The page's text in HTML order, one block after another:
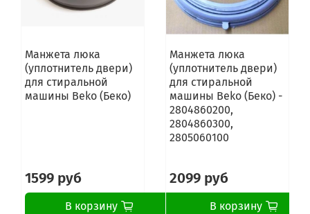
Манжета люка
(уплотнитель двери)
для стиральной
машины Beko (Беко)
1599 руб
В корзину
Манжета люка
(уплотнитель двери)
для стиральной
машины Beko (Беко) -
2804860200,
2804860300,
2805060100
2099 руб
В корзину